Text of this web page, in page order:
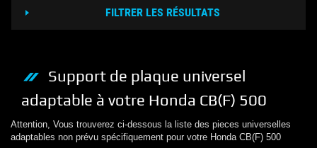
FILTRER LES RÉSULTATS
Support de plaque universel
adaptable à votre Honda CB(F) 500
Attention, Vous trouverez ci-dessous la liste des pieces universelles
adaptables non prévu spécifiquement pour votre Honda CB(F) 500